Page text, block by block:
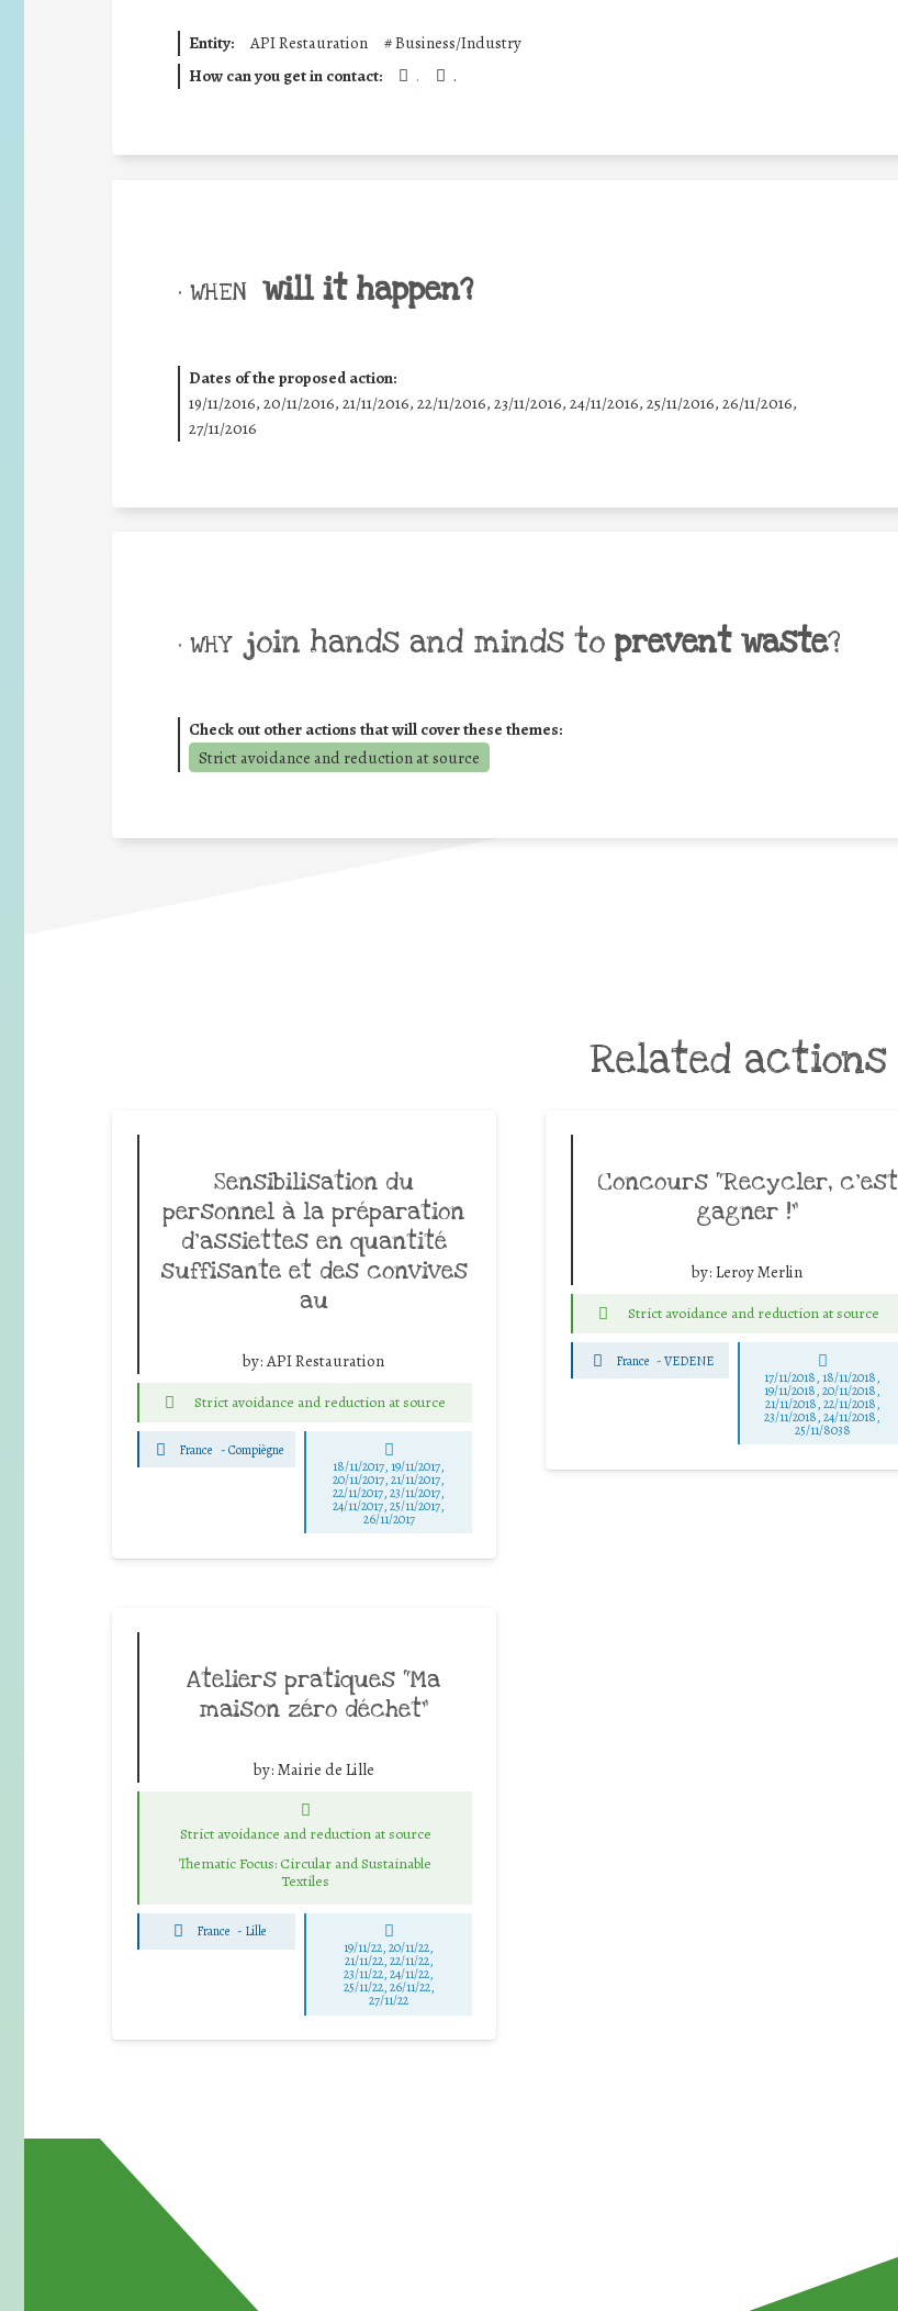
Entity: API Restauration #Business/Industry
How can you get in contact:
. .
• WHEN will it happen?
Dates of the proposed action:
19/11/2016, 20/11/2016, 21/11/2016, 22/11/2016, 23/11/2016, 24/11/2016, 25/11/2016, 26/11/2016,
27/11/2016
• WHY join hands and minds to prevent waste?
Check out other actions that will cover these themes:
Strict avoidance and reduction at source
Related actions
Sensibilisation du
personnel à la préparation
d’assiettes en quantité
suffisante et des convives
au
by:API Restauration
Strict avoidance and reduction at source
France -Compiègne
18/11/2017, 19/11/2017,
20/11/2017, 21/11/2017,
22/11/2017, 23/11/2017,
24/11/2017, 25/11/2017,
26/11/2017
Concours “Recycler, c’est
gagner !”
by: Leroy Merlin
Strict avoidance and reduction at source
France -VEDENE
17/11/2018, 18/11/2018,
19/11/2018, 20/11/2018,
21/11/2018, 22/11/2018,
23/11/2018, 24/11/2018,
25/11/8038
Ateliers pratiques “Ma
maison zéro déchet”
by: Mairie de Lille
Strict avoidance and reduction at source
Thematic Focus: Circular and Sustainable
Textiles
France - Lille
19/11/22, 20/11/22,
21/11/22, 22/11/22,
23/11/22, 24/11/22,
25/11/22, 26/11/22,
27/11/22